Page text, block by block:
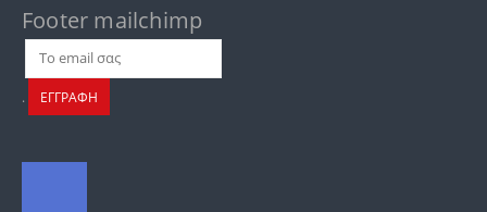
Footer mailchimp
. ΕΓΓΡΑΦΗ